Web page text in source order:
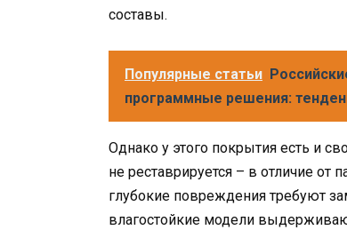
составы.
Популярные статьи
программные решения:
Однако у этого покрытия есть и
не реставрируется – в отличие от
глубокие повреждения требуют
влагостойкие модели